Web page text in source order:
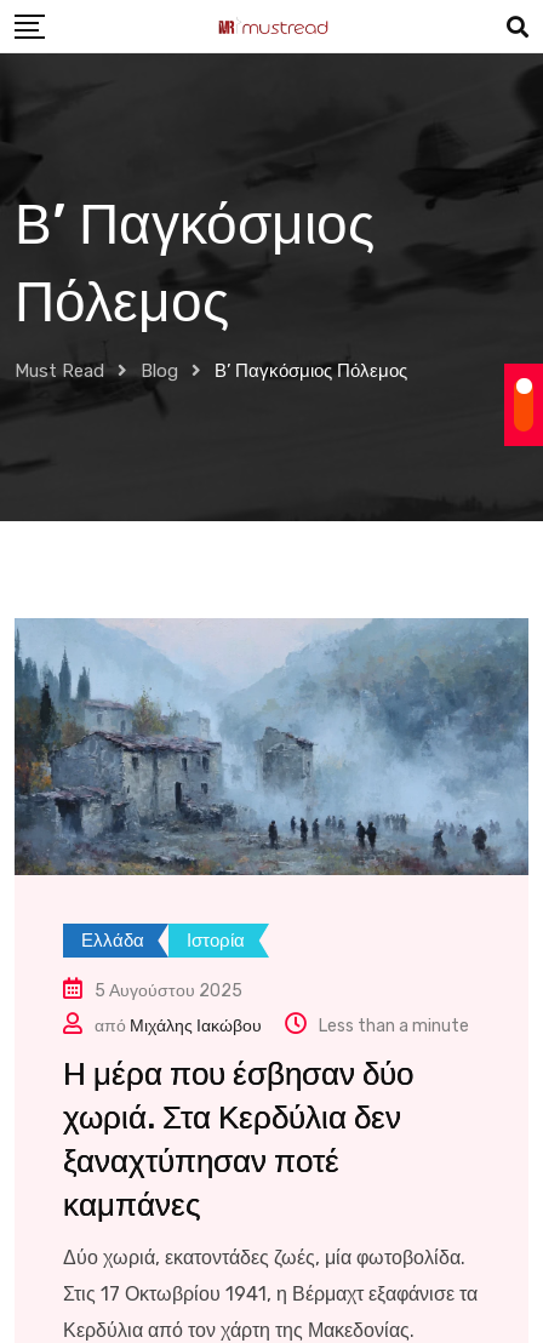
Skip
to
Β’ Παγκόσμιος
Πόλεμος
Must Read Blog Β’ Παγκόσμιος Πόλεμος
Ελλάδα Ιστορία
5 Αυγούστου 2025
από Μιχάλης Ιακώβου Less than a minute
Η μέρα που έσβησαν δύο
χωριά. Στα Κερδύλια δεν
ξαναχτύπησαν ποτέ
καμπάνες
Δύο χωριά, εκατοντάδες ζωές, μία φωτοβολίδα.
Στις 17 Οκτωβρίου 1941, η Βέρμαχτ εξαφάνισε τα
Κερδύλια από τον χάρτη της Μακεδονίας.